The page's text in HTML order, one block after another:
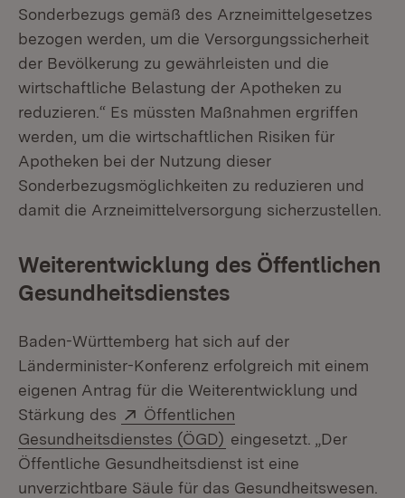
Sonderbezugs gemäß des Arzneimittelgesetzes
bezogen werden, um die Versorgungssicherheit
der Bevölkerung zu gewährleisten und die
wirtschaftliche Belastung der Apotheken zu
reduzieren.“ Es müssten Maßnahmen ergriffen
werden, um die wirtschaftlichen Risiken für
Apotheken bei der Nutzung dieser
Sonderbezugsmöglichkeiten zu reduzieren und
damit die Arzneimittelversorgung sicherzustellen.
Weiterentwicklung des Öffentlichen
Gesundheitsdienstes
Baden-Württemberg hat sich auf der
Länderminister-Konferenz erfolgreich mit einem
eigenen Antrag für die Weiterentwicklung und
Stärkung des
Extern:
Öffentlichen
Gesundheitsdienstes (ÖGD) (Öffnet in neuem
eingesetzt. „Der
Öffentliche Gesundheitsdienst ist eine
unverzichtbare Säule für das Gesundheitswesen.